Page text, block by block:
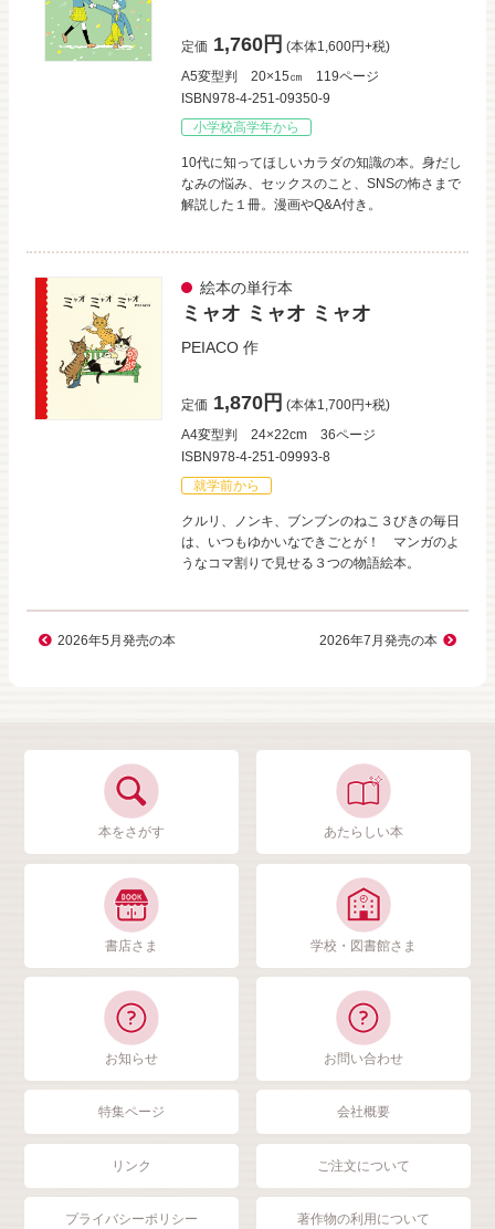
定価 1,760円 (本体1,600円+税)
A5変型判
20×15㎝
119ページ
ISBN978-4-251-09350-9
小学校高学年から
10代に知ってほしいカラダの知識の本。身だし
なみの悩み、セックスのこと、SNSの怖さまで
解説した１冊。漫画やQ&A付き。
絵本の単行本
ミャオ ミャオ ミャオ
PEIACO 作
定価 1,870円 (本体1,700円+税)
A4変型判
24×22cm
36ページ
ISBN978-4-251-09993-8
就学前から
クルリ、ノンキ、ブンブンのねこ３びきの毎日
は、いつもゆかいなできごとが！ マンガのよ
うなコマ割りで見せる３つの物語絵本。
2026年5月発売の本 2026年7月発売の本
本をさがす あたらしい本
書店さま 学校・図書館さま
お知らせ お問い合わせ
特集ページ 会社概要
リンク ご注文について
プライバシーポリシー 著作物の利用について